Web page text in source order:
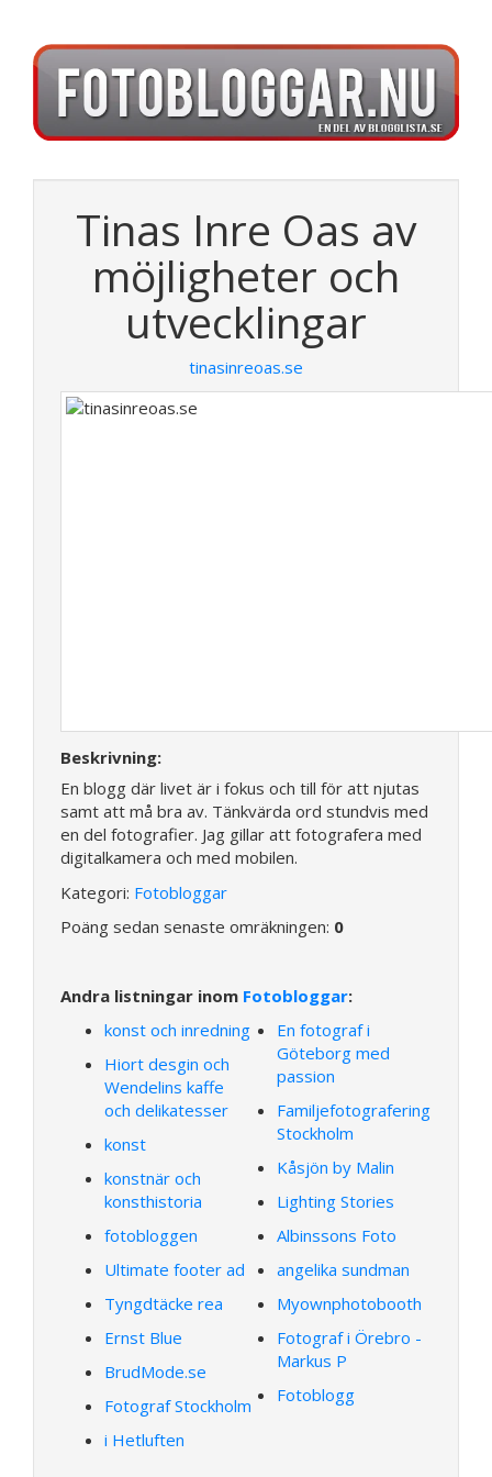
Tinas Inre Oas av
möjligheter och
utvecklingar
tinasinreoas.se
Beskrivning:
En blogg där livet är i fokus och till för att njutas
samt att må bra av. Tänkvärda ord stundvis med
en del fotografier. Jag gillar att fotografera med
digitalkamera och med mobilen.
Kategori: Fotobloggar
Poäng sedan senaste omräkningen: 0
Andra listningar inom Fotobloggar:
konst och inredning
Hiort desgin och
Wendelins kaffe
och delikatesser
konst
konstnär och
konsthistoria
fotobloggen
Ultimate footer ad
Tyngdtäcke rea
Ernst Blue
BrudMode.se
Fotograf Stockholm
i Hetluften
En fotograf i
Göteborg med
passion
Familjefotografering
Stockholm
Kåsjön by Malin
Lighting Stories
Albinssons Foto
angelika sundman
Myownphotobooth
Fotograf i Örebro -
Markus P
Fotoblogg